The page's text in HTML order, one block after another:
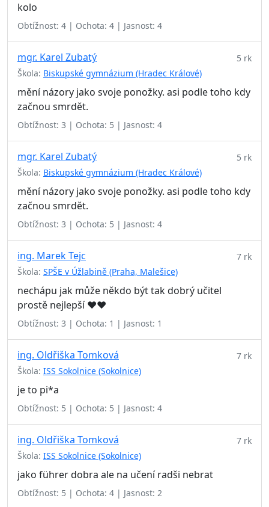
kolo
Obtížnost: 4 | Ochota: 4 | Jasnost: 4
mgr. Karel Zubatý
Škola: Biskupské gymnázium (Hradec Králové)
5 rk
mění názory jako svoje ponožky. asi podle toho kdy
začnou smrdět.
Obtížnost: 3 | Ochota: 5 | Jasnost: 4
mgr. Karel Zubatý
Škola: Biskupské gymnázium (Hradec Králové)
5 rk
mění názory jako svoje ponožky. asi podle toho kdy
začnou smrdět.
Obtížnost: 3 | Ochota: 5 | Jasnost: 4
ing. Marek Tejc
Škola: SPŠE v Úžlabině (Praha, Malešice)
7 rk
nechápu jak může někdo být tak dobrý učitel
prostě nejlepší ❤️❤️
Obtížnost: 3 | Ochota: 1 | Jasnost: 1
ing. Oldřiška Tomková
Škola: ISS Sokolnice (Sokolnice)
7 rk
je to pi*a
Obtížnost: 5 | Ochota: 5 | Jasnost: 4
ing. Oldřiška Tomková
Škola: ISS Sokolnice (Sokolnice)
7 rk
jako führer dobra ale na učení radši nebrat
Obtížnost: 5 | Ochota: 4 | Jasnost: 2